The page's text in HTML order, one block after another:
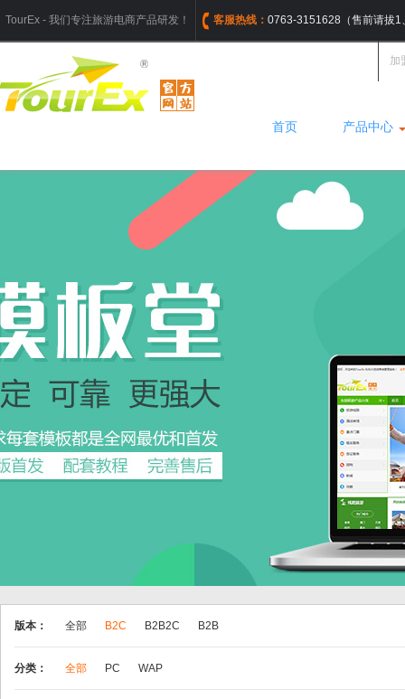
TourEx - 我们专注旅游电商产品研发！ 客服热线： 0763-3151628（售前请拔1
加
首页 产品中心
版本： 全部 B2C B2B2C B2B
分类： 全部 PC WAP